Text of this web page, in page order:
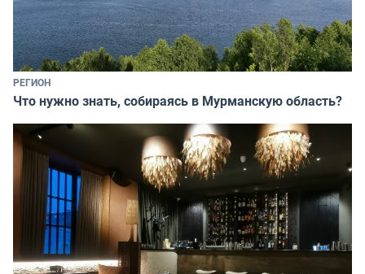
РЕГИОН
Что нужно знать, собираясь в Мурманскую область?